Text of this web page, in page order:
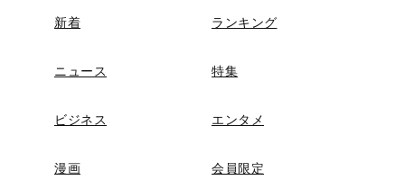
新着 ランキング
ニュース 特集
ビジネス エンタメ
漫画 会員限定